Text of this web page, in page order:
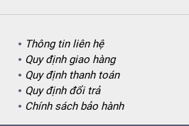
Thông tin liên hệ
Quy định giao hàng
Quy định thanh toán
Quy định đổi trả
Chính sách bảo hành